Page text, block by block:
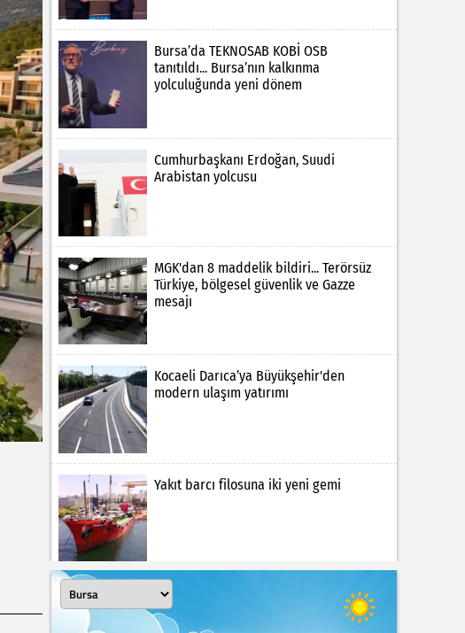
Bursa’da TEKNOSAB KOBİ OSB
tanıtıldı... Bursa’nın kalkınma
yolculuğunda yeni dönem
Cumhurbaşkanı Erdoğan, Suudi
Arabistan yolcusu
MGK'dan 8 maddelik bildiri... Terörsüz
Türkiye, bölgesel güvenlik ve Gazze
mesajı
Kocaeli Darıca’ya Büyükşehir'den
modern ulaşım yatırımı
Yakıt barcı filosuna iki yeni gemi